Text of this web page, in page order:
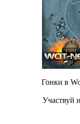
Гонки в
Участвуй